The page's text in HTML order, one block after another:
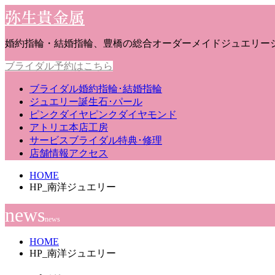
弥生貴金属
婚約指輪・結婚指輪、豊橋の総合オーダーメイドジュエリー
ブライダル予約はこちら
ブライダル婚約指輪･結婚指輪
ジュエリー誕生石･パール
ピンクダイヤ ピンクダイヤモンド
アトリエ本店工房
サービスブライダル特典･修理
店舗情報アクセス
HOME
HP_南洋ジュエリー
newsnews
HOME
HP_南洋ジュエリー